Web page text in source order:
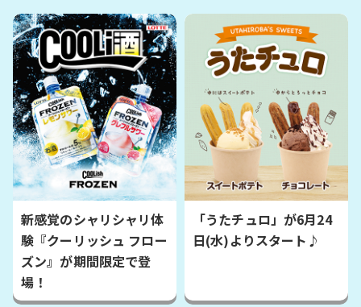
新感覚のシャリシャリ体
験『クーリッシュ フロー
ズン』が期間限定で登
場！
「うたチュロ」が6月24
日(水)よりスタート♪